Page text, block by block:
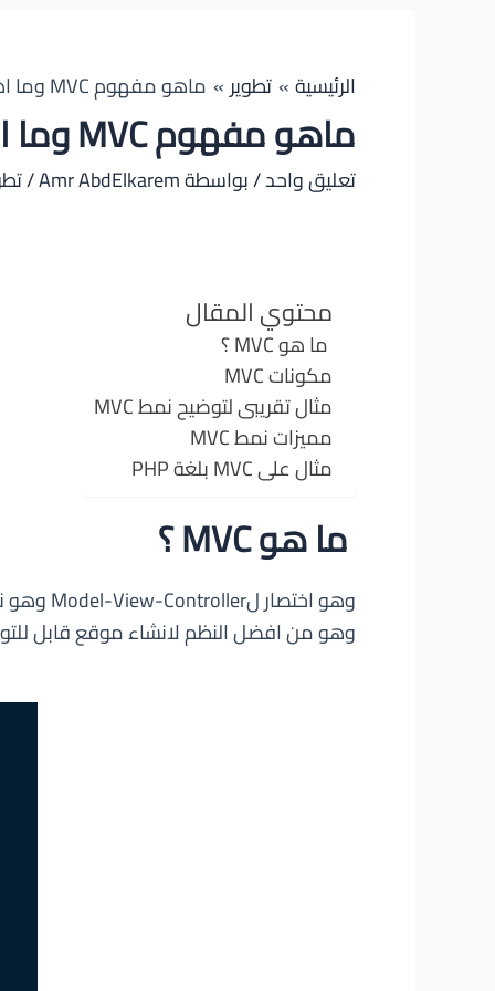
الرئيسية تطوير ماهو مفهوم MVC وما اهميته فى تطوير الويب
ماهو مفهوم MVC وما اهميته فى تطوير الويب
تعليق واحد/ بواسطةAmr AbdElkarem
/
محتوي المقال
ما هو MVC ؟
مكونات MVC
مثال تقريبى لتوضيح نمط MVC
مميزات نمط MVC
مثال على MVC بلغة PHP
ما هو MVC ؟
وهو من افضل النظم لانشاء موقع قابل